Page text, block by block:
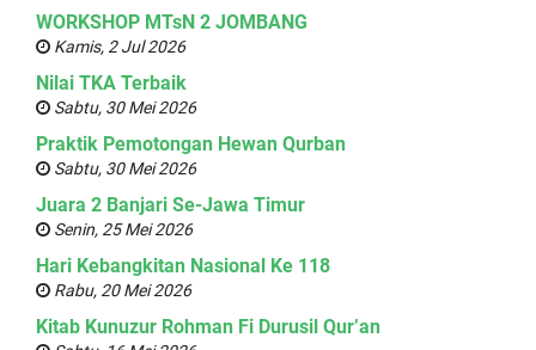
WORKSHOP MTsN 2 JOMBANG
Kamis, 2 Jul 2026
Nilai TKA Terbaik
Sabtu, 30 Mei 2026
Praktik Pemotongan Hewan Qurban
Sabtu, 30 Mei 2026
Juara 2 Banjari Se-Jawa Timur
Senin, 25 Mei 2026
Hari Kebangkitan Nasional Ke 118
Rabu, 20 Mei 2026
Kitab Kunuzur Rohman Fi Durusil Qur’an